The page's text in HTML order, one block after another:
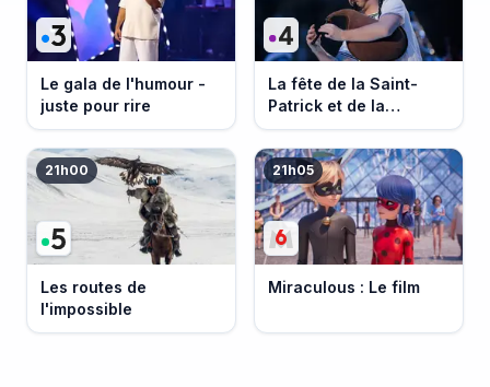
Le gala de l'humour -
juste pour rire
La fête de la Saint-
Patrick et de la
Bretagne
21h00
Les routes de
l'impossible
21h05
Miraculous : Le film